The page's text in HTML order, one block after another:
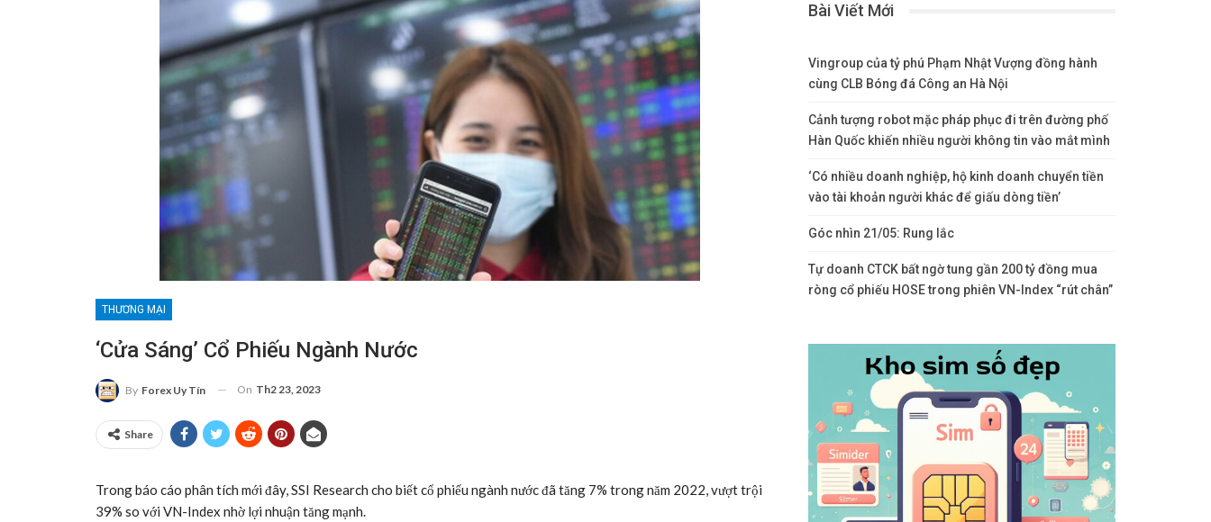
THƯƠNG MẠI
‘Cửa Sáng’ Cổ Phiếu Ngành Nước
By Forex Uy Tín On Th2 23, 2023
Share
Trong báo cáo phân tích mới đây, SSI Research cho biết cổ phiếu ngành nước đã tăng 7% trong năm 2022, vượt trội
39% so với VN-Index nhờ lợi nhuận tăng mạnh.
Bài Viết Mới
Vingroup của tỷ phú Phạm Nhật Vượng đồng hành
cùng CLB Bóng đá Công an Hà Nội
Cảnh tượng robot mặc pháp phục đi trên đường phố
Hàn Quốc khiến nhiều người không tin vào mắt mình
‘Có nhiều doanh nghiệp, hộ kinh doanh chuyển tiền
vào tài khoản người khác để giấu dòng tiền’
Góc nhìn 21/05: Rung lắc
Tự doanh CTCK bất ngờ tung gần 200 tỷ đồng mua
ròng cổ phiếu HOSE trong phiên VN-Index “rút chân”